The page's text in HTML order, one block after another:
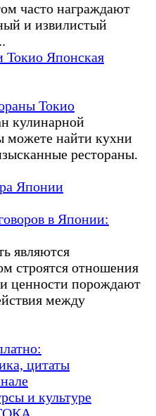
часто награждают
и извилистый
Токио Японская
Токио
кулинарной
можете найти кухни
рестораны.
Японии
в Японии:
являются
строятся отношения
ценности порождают
между
цитаты
и культуре